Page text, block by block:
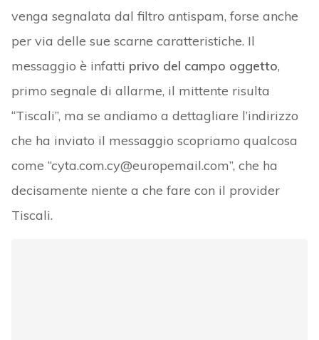
venga segnalata dal filtro antispam, forse anche
per via delle sue scarne caratteristiche. Il
messaggio è infatti privo del campo oggetto,
primo segnale di allarme, il mittente risulta
“Tiscali”, ma se andiamo a dettagliare l’indirizzo
che ha inviato il messaggio scopriamo qualcosa
come “cyta.com.cy@europemail.com”, che ha
decisamente niente a che fare con il provider
Tiscali.